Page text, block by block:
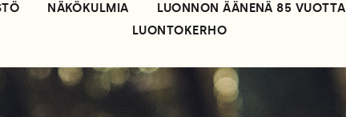
NÄKÖKULMIA LUONNON ÄÄNENÄ 85 VUOTTA
LUONTOKERHO